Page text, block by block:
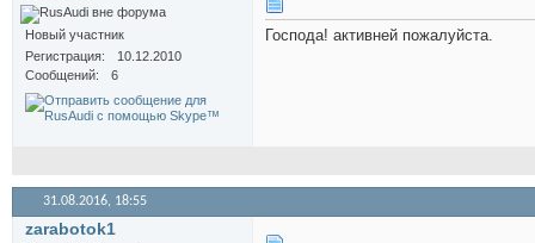
Новый участник
Регистрация
10.12.2010
Сообщений
6
Господа! активней пожалуйста.
31.08.2016, 18:55
zarabotok1